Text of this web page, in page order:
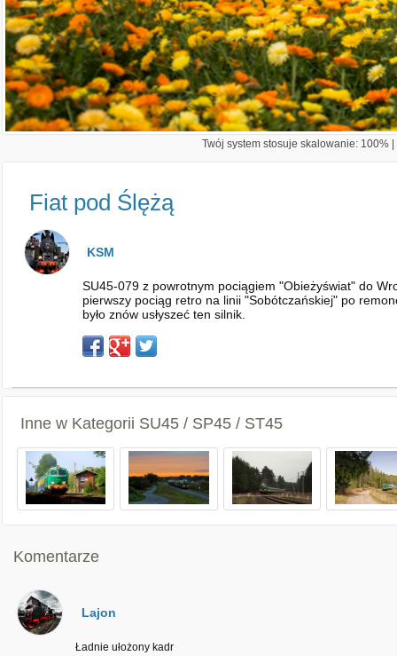
Twój system stosuje skalowanie: 100%
Fiat pod Ślężą
KSM
SU45-079 z powrotnym pociągiem "Obieżyświat" do
pierwszy pociąg retro na linii "Sobótczańskiej" po
było znów usłyszeć ten silnik.
Inne w Kategorii SU45 / SP45 / ST45
Komentarze
Lajon
Ładnie ułożony kadr